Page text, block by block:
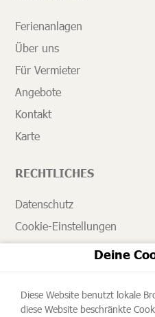
Ferienanlagen
Über uns
Für Vermieter
Angebote
Kontakt
Karte
RECHTLICHES
Datenschutz
Cookie-Einstellungen
AGB
Deine
Diese Website benutzt lokale
diese Website beschränkte
NEWSLETTER